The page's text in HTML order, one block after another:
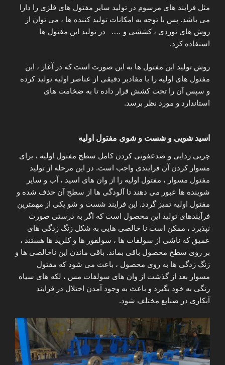
مثل فرایند های مرسوم در تولید سایر مفتول های فلزی را دارا
می باشد. پس با توجه به امکانات تولید کننده ها ، می‌ توان از
روش های نوردی ، کششی و …. در تولید این مفتول ها
استفاده کرد.
روش تولید این مفتول ها به این صورت است که در آغاز ، این
مفتول های اولیه را با مقادیر دقیقی از عناصر اولیه تولید کرده
و سپس آن را تحت کشش قرار داده تا به ضخامت های
استاندارد و مورد نظر برسد.
اسید شویی و شست و شوی مفتول اولیه
چربی زدایی و ضدعفونی کردن کامل سطح مفتول اولیه ، برای
مسوار کردن آن فرایندی واجب است. در این مرحله از تولید
مفتول مسوار ، مفتول اولیه را از وان های اسید ، آب و سایر
شوینده ها عبور می دهند تا آلودگی ها از سطح آن حذف شده و
مفتول اولیه تمیز گردد. این فرایند شست و شو یکی از مهمترین
فرآیندهای تولید این محصول است که اگر به درستی صورت
نپذیرد ، ممکن است نا خالصی هایی به شکل زنگ زدگی های
عمیق که ناشی از سولفات ها ، سولفور ها و کلرید ها هستند ،
بر روی سطح محصول باقی بماند. باقی ماندن این ناخالصی ها و
زنگ زدگی ها به روی محصول ، باعث می شود که مفتول
مسوار بعد از گذشت از وان های سولفات مس ، لکه های سیاه
رنگی به خود بگیرد و باعث به وجود آمدن اختلال در فرایند
آبکاری در صنایع مختلف شود.